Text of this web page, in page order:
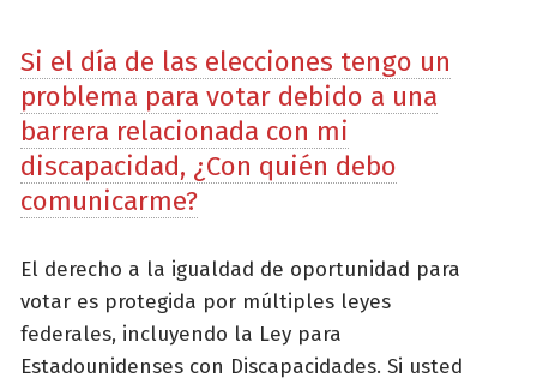
Si el día de las elecciones tengo un
problema para votar debido a una
barrera relacionada con mi
discapacidad, ¿Con quién debo
comunicarme?
El derecho a la igualdad de oportunidad para
votar es protegida por múltiples leyes
federales, incluyendo la Ley para
Estadounidenses con Discapacidades. Si usted